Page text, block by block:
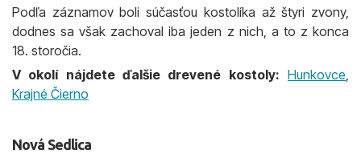
Podľa záznamov boli súčasťou kostolíka až štyri zvony,
dodnes sa však zachoval iba jeden z nich, a to z konca
18. storočia.
V okolí nájdete ďalšie drevené kostoly: Hunkovce
Krajné Čierno
Nová Sedlica